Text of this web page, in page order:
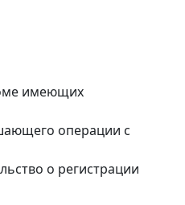
имеющих
операции с
о регистрации